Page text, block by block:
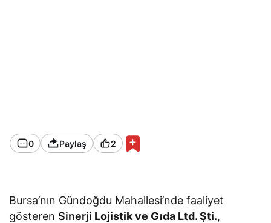
0 Paylaş 2
Bursa’nın Gündoğdu Mahallesi’nde faaliyet
gösteren Sinerji Lojistik ve Gıda Ltd. Şti.,